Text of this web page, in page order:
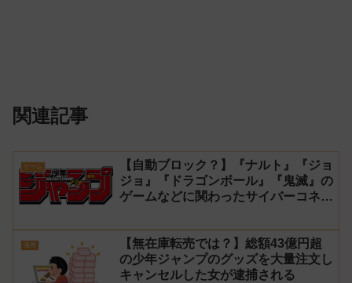
関連記事
ゲーム
【自動ブロック？】『ナルト』『ジョ
ジョ』『ドラゴンボール』『鬼滅』の
ゲームなどに関わったサイバーコネク
ブロックされてしまう
漫画
【無在庫転売では？】総額43億円超
の少年ジャンプのグッズを大量注文し
キャンセルした女が逮捕される